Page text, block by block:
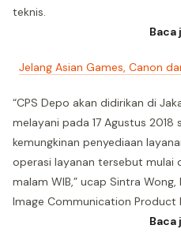
teknis.
Baca
Jelang Asian Games, Canon
“CPS Depo akan didirikan di
melayani pada 17 Agustus
kemungkinan penyediaan
operasi layanan tersebut mulai
malam WIB,” ucap Sintra
Image Communication Product
Baca